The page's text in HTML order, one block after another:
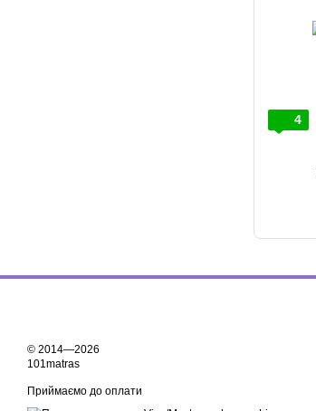
4
© 2014—2026
101matras
Приймаємо до оплати